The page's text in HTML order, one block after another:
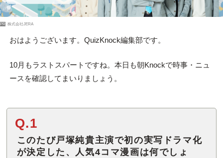
PR 株式会社JERA
おはようございます。QuizKnock編集部です。
10月もラストスパートですね。本日も朝Knockで時事・ニュ
ースを確認してまいりましょう。
Q.1
このたび戸塚純貴主演で初の実写ドラマ化
が決定した、人気4コマ漫画は何でしょ